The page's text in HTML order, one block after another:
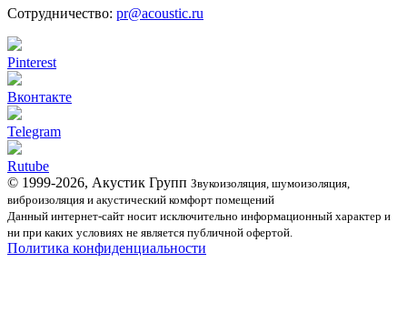
Сотрудничество: pr@acoustic.ru
Pinterest
Вконтакте
Telegram
Rutube
© 1999-2026, Акустик Групп Звукоизоляция, шумоизоляция,
виброизоляция и акустический комфорт помещений
Данный интернет-сайт носит исключительно информационный характер и
ни при каких условиях не является публичной офертой.
Политика конфиденциальности